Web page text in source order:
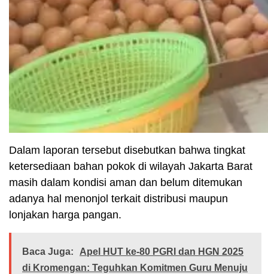
Dalam laporan tersebut disebutkan bahwa tingkat
ketersediaan bahan pokok di wilayah Jakarta Barat
masih dalam kondisi aman dan belum ditemukan
adanya hal menonjol terkait distribusi maupun
lonjakan harga pangan.
Baca Juga:
Apel HUT ke-80 PGRI dan HGN 2025
di Kromengan: Teguhkan Komitmen Guru Menuju